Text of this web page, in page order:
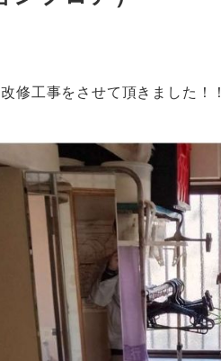
修工事をさせて頂きました！！